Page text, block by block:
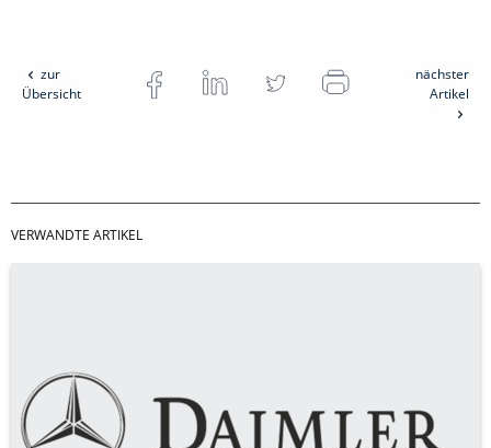
zur
Übersicht
nächster
Artikel
VERWANDTE ARTIKEL